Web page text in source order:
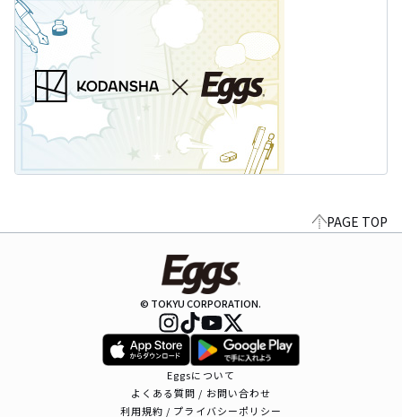
PAGE TOP
© TOKYU CORPORATION.
Eggsについて
よくある質問 / お問い合わせ
利用規約 / プライバシーポリシー